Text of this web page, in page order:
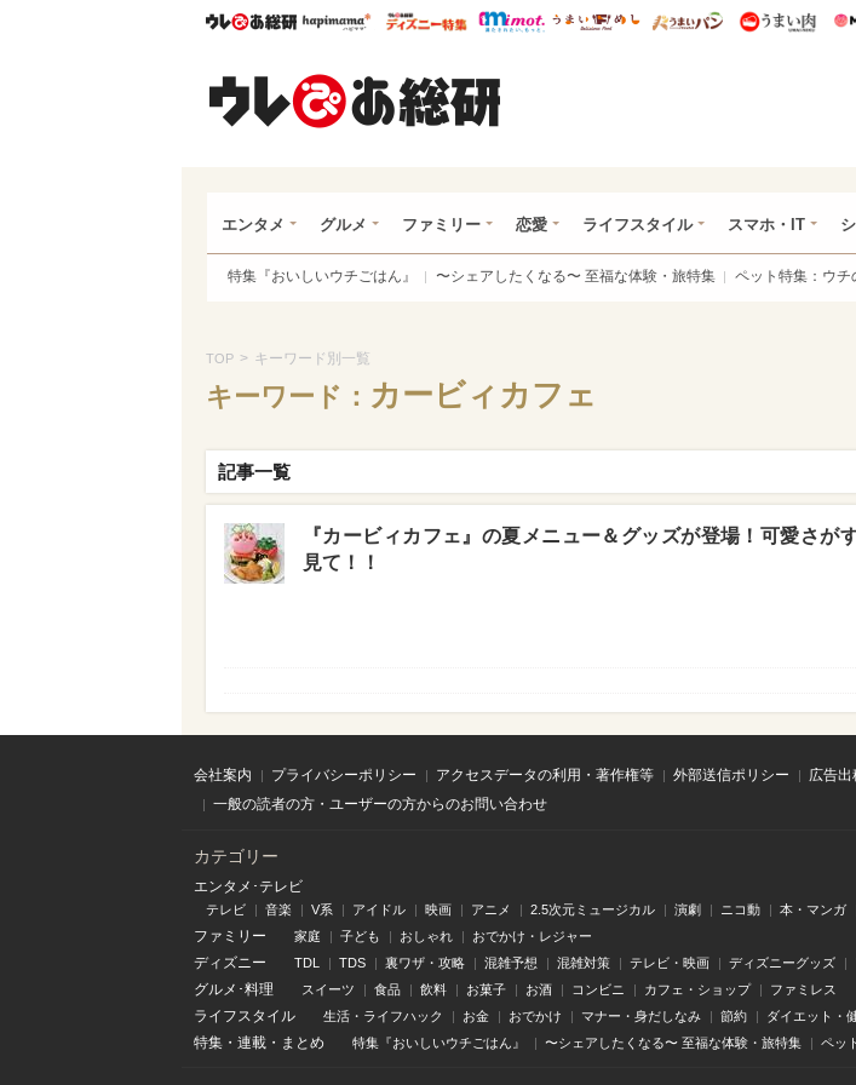
ウレぴあ総研ハピママ* ウレぴあ総研 ディズニー特集
mimot. うまいめし うまいパン う
エンタメ グルメ ファミリー 恋愛 ライフスタイル スマホ・IT
特集『おいしいウチごはん』 〜シェアしたくなる〜 至福な体験・旅特集 ペット特集：ウチ
TOP > キーワード別一覧
キーワード： カービィカフェ
記事一覧
『カービィカフェ』の夏メニュー＆グッズが登場！可愛さが
見て！！
会社案内 プライバシーポリシー アクセスデータの利用・著作権等 外部送信ポリシー
広告
一般の読者の方・ユーザーの方からのお問い合わせ
カテゴリー
エンタメ･テレビ
テレビ 音楽 V系 アイドル 映画 アニメ 2.5次元ミュージカル 演劇 ニコ動 本・マンガ
ファミリー 家庭 子ども おしゃれ おでかけ・レジャー
ディズニー TDL TDS 裏ワザ・攻略 混雑予想 混雑対策 テレビ・映画 ディズニーグッズ
グルメ･料理 スイーツ 食品 飲料 お菓子 お酒 コンビニ カフェ・ショップ ファミレス
ライフスタイル 生活・ライフハック お金 おでかけ マナー・身だしなみ 節約 ダイエット・
特集 ・ 連載 ・ まとめ 特集『おいしいウチごはん』 〜シェアしたくなる〜 至福な体験・旅特集 ペッ